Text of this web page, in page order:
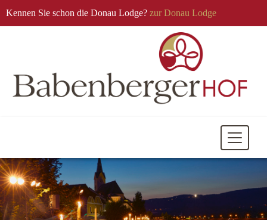
Kennen Sie schon die Donau Lodge? zur Donau Lodge
Mobile